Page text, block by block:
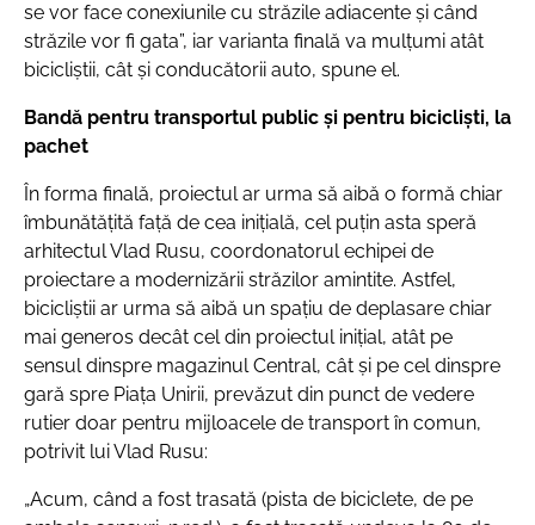
se vor face conexiunile cu străzile adiacente și când
străzile vor fi gata”, iar varianta finală va mulțumi atât
bicicliștii, cât și conducătorii auto, spune el.
Bandă pentru transportul public și pentru bicicliști, la
pachet
În forma finală, proiectul ar urma să aibă o formă chiar
îmbunătățită față de cea inițială, cel puțin asta speră
arhitectul Vlad Rusu, coordonatorul echipei de
proiectare a modernizării străzilor amintite. Astfel,
bicicliștii ar urma să aibă un spațiu de deplasare chiar
mai generos decât cel din proiectul inițial, atât pe
sensul dinspre magazinul Central, cât și pe cel dinspre
gară spre Piața Unirii, prevăzut din punct de vedere
rutier doar pentru mijloacele de transport în comun,
potrivit lui Vlad Rusu:
„Acum, când a fost trasată (pista de biciclete, de pe